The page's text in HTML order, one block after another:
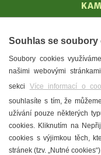
Souhlas se soubory
Soubory cookies
našimi webovými
sekci Více informací o
souhlasíte s tím, že
užívání pouze některých
cookies. Kliknutím na
cookies s výjimkou těch,
stránek (tzv. „Nutné